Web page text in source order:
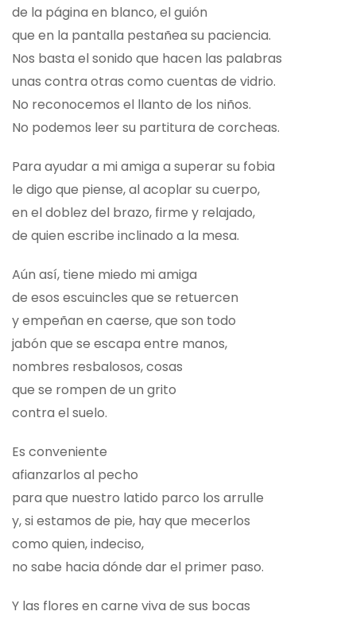
de la página en blanco, el guión
que en la pantalla pestañea su paciencia.
Nos basta el sonido que hacen las palabras
unas contra otras como cuentas de vidrio.
No reconocemos el llanto de los niños.
No podemos leer su partitura de corcheas.
Para ayudar a mi amiga a superar su fobia
le digo que piense, al acoplar su cuerpo,
en el doblez del brazo, firme y relajado,
de quien escribe inclinado a la mesa.
Aún así, tiene miedo mi amiga
de esos escuincles que se retuercen
y empeñan en caerse, que son todo
jabón que se escapa entre manos,
nombres resbalosos, cosas
que se rompen de un grito
contra el suelo.
Es conveniente
afianzarlos al pecho
para que nuestro latido parco los arrulle
y, si estamos de pie, hay que mecerlos
como quien, indeciso,
no sabe hacia dónde dar el primer paso.
Y las flores en carne viva de sus bocas